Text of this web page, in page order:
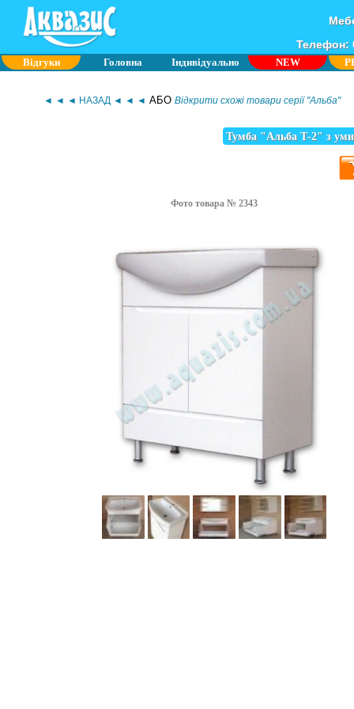
Телефон:
Відгуки Головна Індивідуально NEW
◄ ◄ ◄ НАЗАД ◄ ◄ ◄ АБО Відкрити схожі товари серії "Альба"
Тумба "Альба Т-2" з
Фото товара № 2343